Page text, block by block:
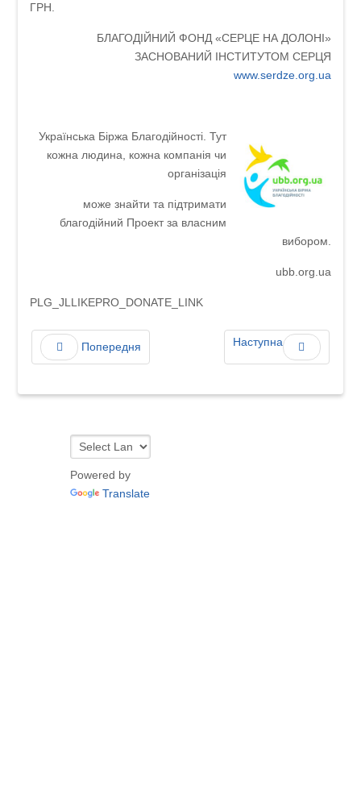
ГРН.
БЛАГОДІЙНИЙ ФОНД «СЕРЦЕ НА ДОЛОНІ»
ЗАСНОВАНИЙ ІНСТИТУТОМ СЕРЦЯ
www.serdze.org.ua
Українська Біржа Благодійності. Тут
кожна людина, кожна компанія чи
організація
може знайти та підтримати
благодійний Проект за власним
вибором.
ubb.org.ua
PLG_JLLIKEPRO_DONATE_LINK
Попередня Наступна
Powered by
Translate